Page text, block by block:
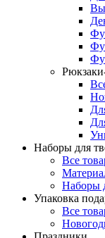
Наборы для
Все
Наборы
Упаковка
Все